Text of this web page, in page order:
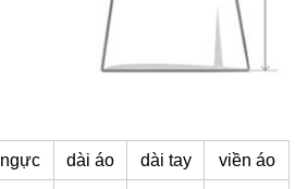
ngực dài áo dài tay viền áo